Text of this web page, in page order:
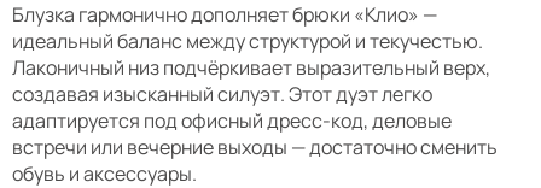
Блузка гармонично дополняет брюки «Клио» —
идеальный баланс между структурой и текучестью.
Лаконичный низ подчёркивает выразительный верх,
создавая изысканный силуэт. Этот дуэт легко
адаптируется под офисный дресс-код, деловые
встречи или вечерние выходы — достаточно сменить
обувь и аксессуары.